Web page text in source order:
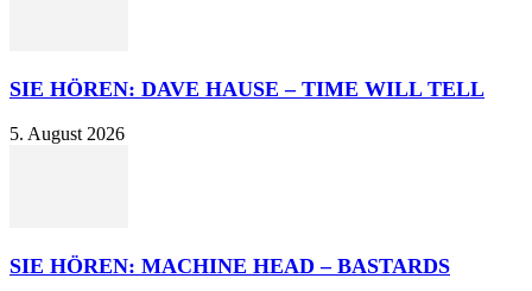
SIE HÖREN: DAVE HAUSE – TIME WILL TELL
5. August 2026
SIE HÖREN: MACHINE HEAD – BASTARDS